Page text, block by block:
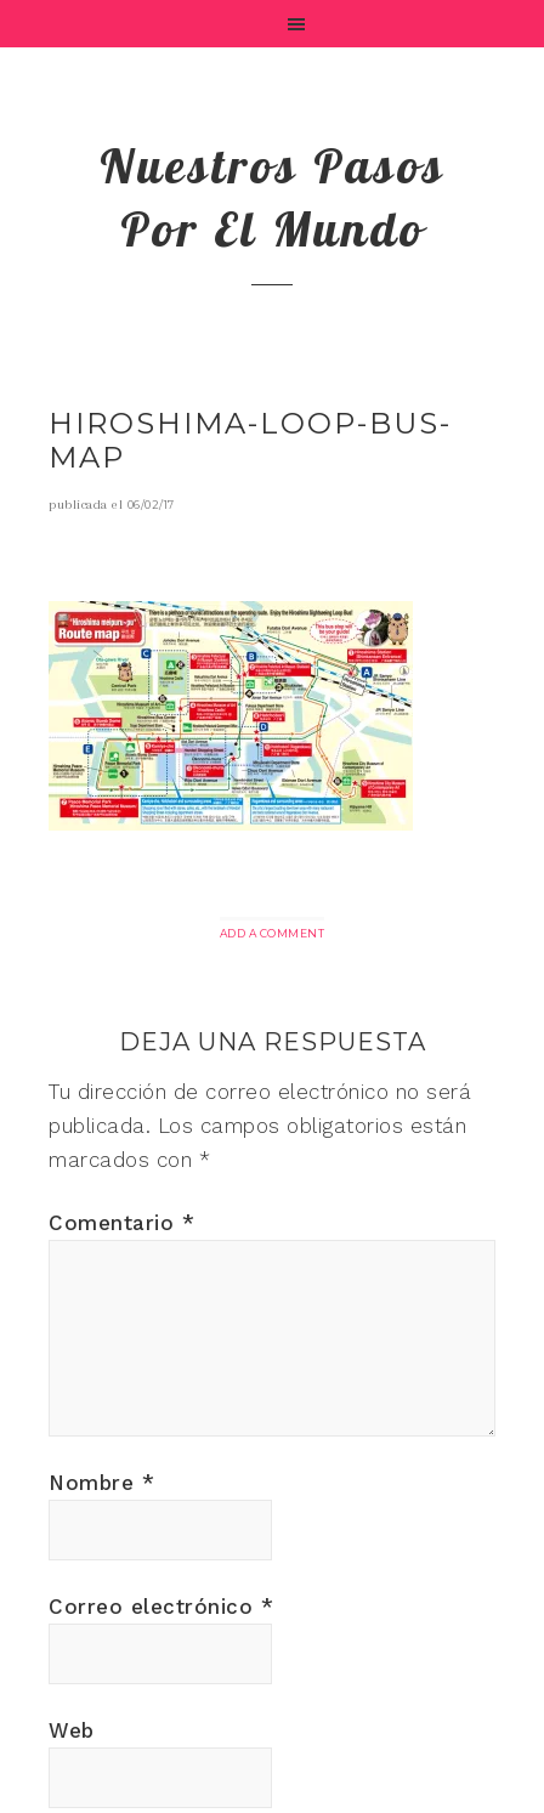
Nuestros Pasos
Por El Mundo
HIROSHIMA-LOOP-BUS-
MAP
publicada el 06/02/17
ADD A COMMENT
DEJA UNA RESPUESTA
Tu dirección de correo electrónico no será
publicada. Los campos obligatorios están
marcados con *
Comentario *
Nombre *
Correo electrónico *
Web